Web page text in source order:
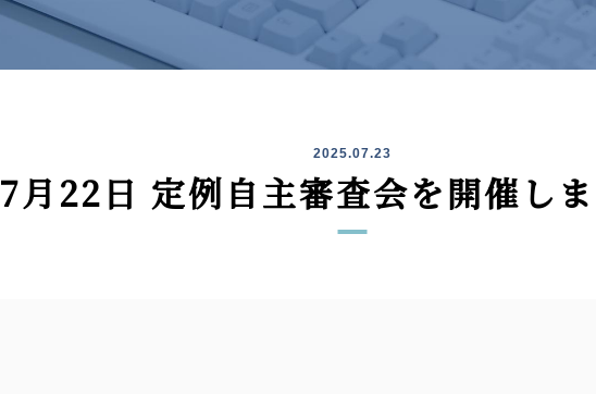
2025.07.23
7月22日 定例自主審査会を開催し